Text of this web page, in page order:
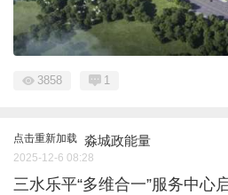
3858 1
点击重新加载 淼城政能量
2025-12-6 08:28
三水乐平“多维合一”服务中心